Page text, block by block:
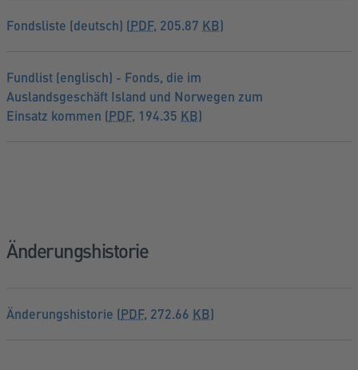
Fondsliste (deutsch) (PDF, 205.87 KB)
Fundlist (englisch) - Fonds, die im
Auslandsgeschäft Island und Norwegen zum
Einsatz kommen (PDF, 194.35 KB)
Änderungshistorie
Änderungshistorie (PDF, 272.66 KB)